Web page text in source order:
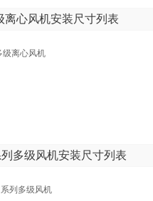
离心风机安装尺寸列表
级离心风机
多级风机安装尺寸列表
列多级风机